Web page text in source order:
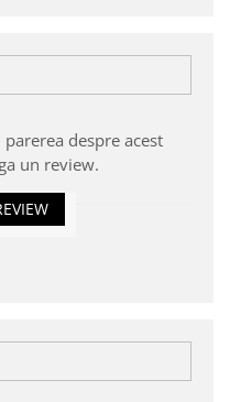
despre acest
un review.